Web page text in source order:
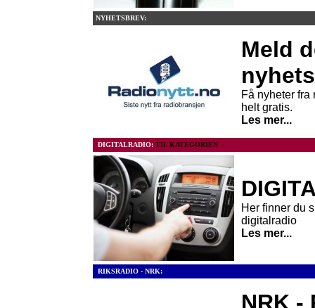
NYHETSBREV:
Meld
Få nyheter fra
helt gratis.
Les mer...
DIGITALRADIO: TIL KATEGORIEN
Her finner du
digitalradio
Les mer...
RIKSRADIO - NRK:
NRK -